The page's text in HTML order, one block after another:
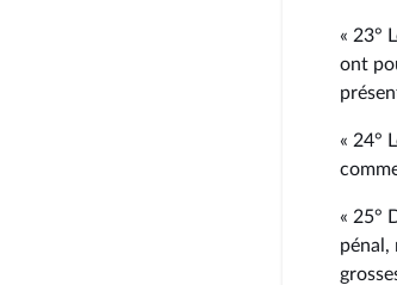
« 23°
ont
« 24°
« 25°
pénal,